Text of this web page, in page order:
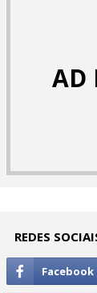
AD
REDES